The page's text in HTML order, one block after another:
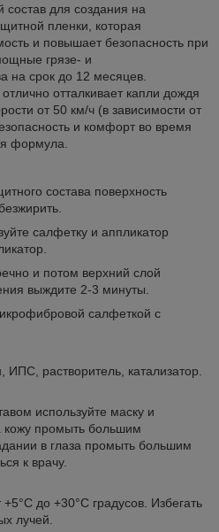
для создания на
пленки, которая
и повышает безопасность при
грязе- и
на срок до 12 месяцев.
отталкивает капли дождя
от 50 км/ч (в зависимости от
и комфорт во время
формула.
состава поверхность
салфетку и аппликатор
и потом верхний слой
выждите 2-3 минуты.
салфеткой с
растворитель, катализатор.
используйте маску и
кожу промыть большим
в глаза промыть большим
к врачу.
до +30°C градусов. Избегать
лучей.